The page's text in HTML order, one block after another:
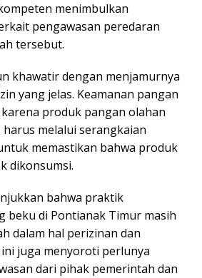
menimbulkan
pengawasan peredaran
tersebut.
khawatir dengan menjamurnya
yang jelas. Keamanan pangan
produk pangan olahan
melalui serangkaian
memastikan bahwa produk
dikonsumsi.
bahwa praktik
beku di Pontianak Timur masih
dalam hal perizinan dan
ini juga menyoroti perlunya
dari pihak pemerintah dan